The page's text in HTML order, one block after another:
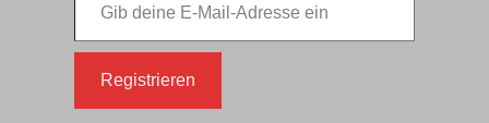
Registrieren